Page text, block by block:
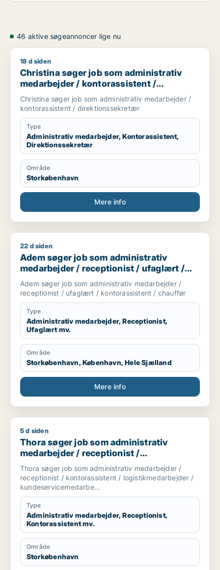
46 aktive søgeannoncer lige nu
Christina søger job som administrativ medarbejder /
18 d siden
Christina søger job som administrativ
medarbejder / kontorassistent /
direktionssekretær
Christina søger job som administrativ medarbejder /
kontorassistent / direktionssekretær
Type
Administrativ medarbejder, Kontorassistent,
Direktionssekretær
Område
Storkøbenhavn
Mere info
Adem søger job som administrativ medarbejder /
22 d siden
Adem søger job som administrativ
medarbejder / receptionist / ufaglært /
kontorassistent / chauffør
Adem søger job som administrativ medarbejder /
receptionist / ufaglært / kontorassistent / chauffør
Type
Administrativ medarbejder, Receptionist,
Ufaglært mv.
Område
Storkøbenhavn, København, Hele Sjælland
Mere info
Thora søger job som administrativ medarbejder /
5 d siden
Thora søger job som administrativ
medarbejder / receptionist /
kontorassistent / logistikmedarbejder /
kundeservicemedarbejder
Thora søger job som administrativ medarbejder /
receptionist / kontorassistent / logistikmedarbejder /
kundeservicemedarbe...
Type
Administrativ medarbejder, Receptionist,
Kontorassistent mv.
Område
Storkøbenhavn